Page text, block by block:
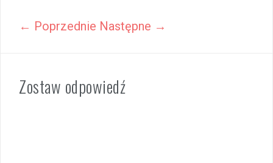
← Poprzednie Następne →
Zostaw odpowiedź